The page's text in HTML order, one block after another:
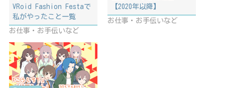
VRoid Fashion Festaで
私がやったこと一覧
お仕事・お手伝いなど
【2020年以降】
お仕事・お手伝いなど